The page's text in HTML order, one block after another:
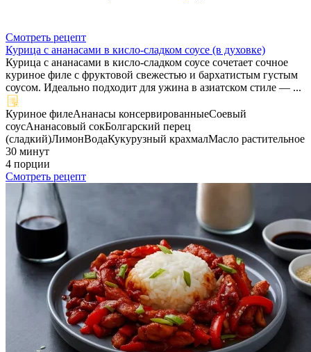
Смотреть рецепт
Курица с ананасами в кисло-сладком соусе (в духовке)
Курица с ананасами в кисло-сладком соусе сочетает сочное
куриное филе с фруктовой свежестью и бархатистым густым
соусом. Идеально подходит для ужина в азиатском стиле — ...
Куриное филеАнанасы консервированныеСоевый
соусАнанасовый сокБолгарский перец
(сладкий)ЛимонВодаКукурузный крахмалМасло растительное
30 минут
4 порции
Смотреть рецепт